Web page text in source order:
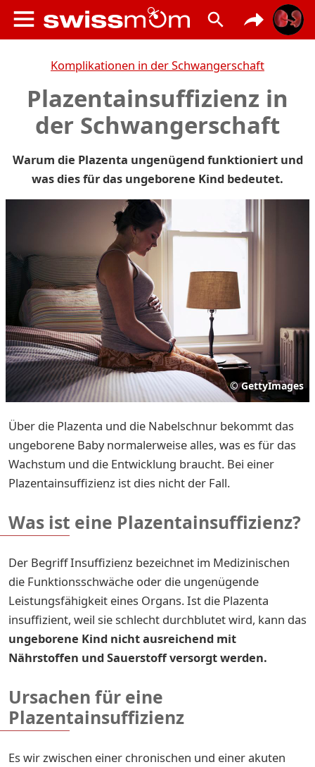
Komplikationen in der Schwangerschaft
Plazentainsuffizienz in
der Schwangerschaft
Warum die Plazenta ungenügend funktioniert und
was dies für das ungeborene Kind bedeutet.
© GettyImages
Über die Plazenta und die Nabelschnur bekommt das
ungeborene Baby normalerweise alles, was es für das
Wachstum und die Entwicklung braucht. Bei einer
Plazentainsuffizienz ist dies nicht der Fall.
Was ist eine Plazentainsuffizienz?
Der Begriff Insuffizienz bezeichnet im Medizinischen
die Funktionsschwäche oder die ungenügende
Leistungsfähigkeit eines Organs. Ist die Plazenta
insuffizient, weil sie schlecht durchblutet wird, kann das
ungeborene Kind nicht ausreichend mit
Nährstoffen und Sauerstoff versorgt werden.
Ursachen für eine
Plazentainsuffizienz
Es wir zwischen einer chronischen und einer akuten